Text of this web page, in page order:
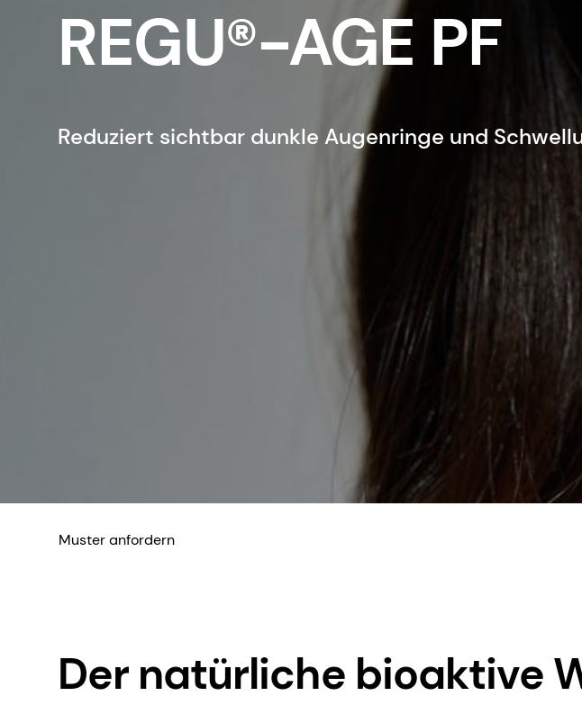
REGU®-AGE PF
Reduziert sichtbar dunkle Augenringe und
Muster anfordern
Der natürliche bioaktive